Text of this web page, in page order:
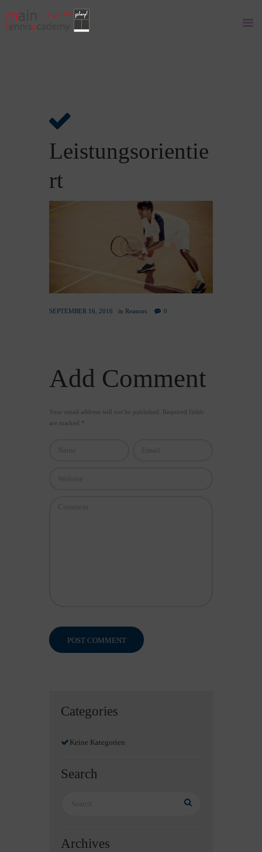
Leistungsorientie
rt
SEPTEMBER 16, 2016 in Reasons 0
Add Comment
Your email address will not be published. Required fields
are marked *
Categories
Keine Kategorien
Search
Archives